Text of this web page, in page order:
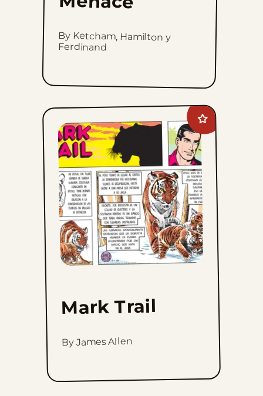
By Ketcham, Hamilton y
Ferdinand
Add
Mark
Trail
favorites
Mark Trail
By James Allen